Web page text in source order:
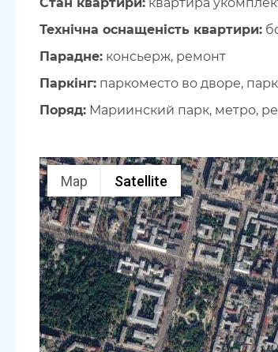
Технічна оснащеність квартири:
Парадне: консьерж, ремонт
Паркінг: паркоместо во дворе,
Поряд: Мариинский парк, метро,
Map Satellite